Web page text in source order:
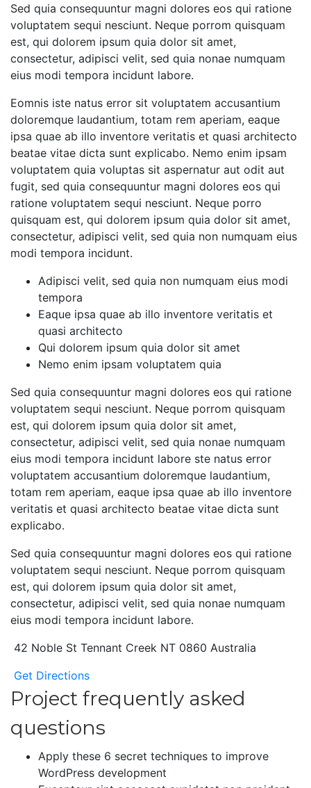
Sed quia consequuntur magni dolores eos qui ratione
voluptatem sequi nesciunt. Neque porrom quisquam
est, qui dolorem ipsum quia dolor sit amet,
consectetur, adipisci velit, sed quia nonae numquam
eius modi tempora incidunt labore.
Eomnis iste natus error sit voluptatem accusantium
doloremque laudantium, totam rem aperiam, eaque
ipsa quae ab illo inventore veritatis et quasi architecto
beatae vitae dicta sunt explicabo. Nemo enim ipsam
voluptatem quia voluptas sit aspernatur aut odit aut
fugit, sed quia consequuntur magni dolores eos qui
ratione voluptatem sequi nesciunt. Neque porro
quisquam est, qui dolorem ipsum quia dolor sit amet,
consectetur, adipisci velit, sed quia non numquam eius
modi tempora incidunt.
Adipisci velit, sed quia non numquam eius modi
tempora
Eaque ipsa quae ab illo inventore veritatis et
quasi architecto
Qui dolorem ipsum quia dolor sit amet
Nemo enim ipsam voluptatem quia
Sed quia consequuntur magni dolores eos qui ratione
voluptatem sequi nesciunt. Neque porrom quisquam
est, qui dolorem ipsum quia dolor sit amet,
consectetur, adipisci velit, sed quia nonae numquam
eius modi tempora incidunt labore ste natus error
voluptatem accusantium doloremque laudantium,
totam rem aperiam, eaque ipsa quae ab illo inventore
veritatis et quasi architecto beatae vitae dicta sunt
explicabo.
Sed quia consequuntur magni dolores eos qui ratione
voluptatem sequi nesciunt. Neque porrom quisquam
est, qui dolorem ipsum quia dolor sit amet,
consectetur, adipisci velit, sed quia nonae numquam
eius modi tempora incidunt labore.
42 Noble St Tennant Creek NT 0860 Australia
Get Directions
Project frequently asked
questions
Apply these 6 secret techniques to improve
WordPress development